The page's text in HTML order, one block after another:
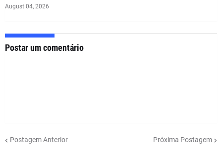
August 04, 2026
Postar um comentário
Postagem Anterior Próxima Postagem